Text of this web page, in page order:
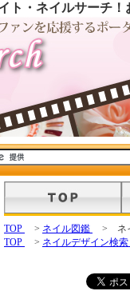
ト・ネイルサーチ
TOP > ネイル図鑑
> ネ
TOP
> ネイルデザイン検索